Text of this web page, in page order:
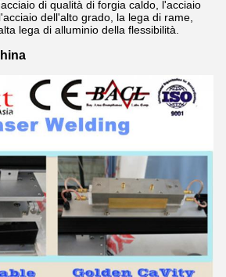
di qualità di forgia caldo, l'acciaio
dell'alto grado, la lega di rame,
lega di alluminio della flessibilità.